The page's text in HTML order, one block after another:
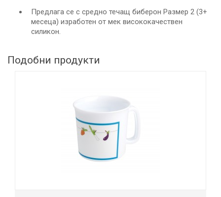
Предлага се с средно течащ биберон Размер 2 (3+
месеца) изработен от мек висококачествен
силикон.
Подобни продукти